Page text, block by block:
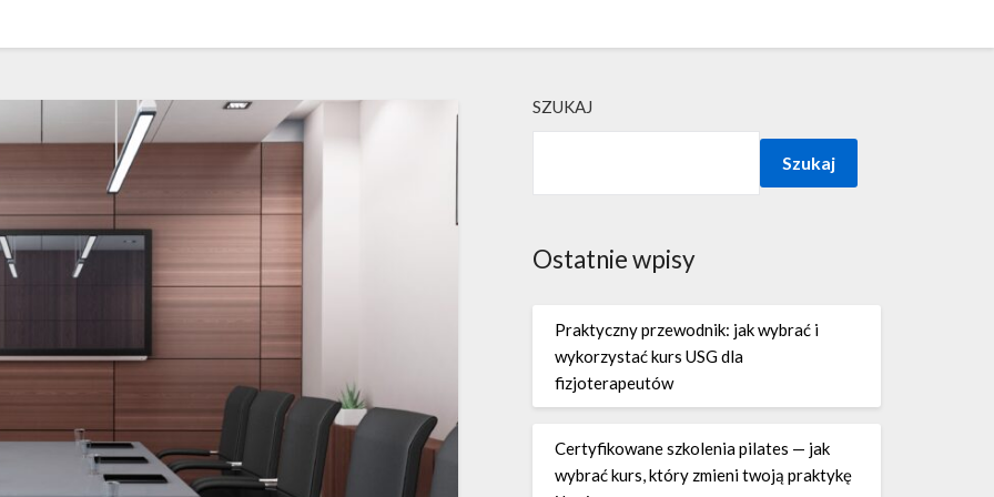
SZUKAJ
Szukaj
Ostatnie wpisy
Praktyczny przewodnik: jak wybrać i
wykorzystać kurs USG dla
fizjoterapeutów
Certyfikowane szkolenia pilates — jak
wybrać kurs, który zmieni twoją praktykę